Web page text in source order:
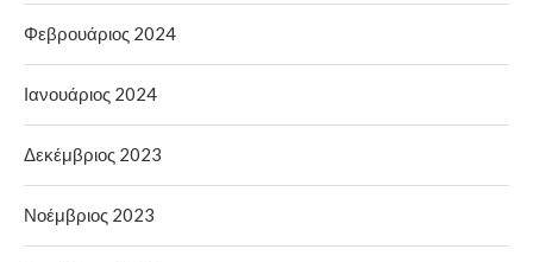
Φεβρουάριος 2024
Ιανουάριος 2024
Δεκέμβριος 2023
Νοέμβριος 2023